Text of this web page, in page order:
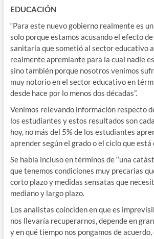
EDUCACIÓN
“Para este nuevo gobierno realmente es
solo porque estamos acusando el efecto
sanitaria que sometió al sector educativo
realmente apremiante para la cual nadie
sino también porque nosotros venimos
muy notorio en el sector educativo en
desde hace por lo menos dos décadas”.
Venimos relevando información respecto
los estudiantes y estos resultados son
hoy, no más del 5% de los estudiantes
aprender según el grado o el ciclo que está
Se habla incluso en términos de ‘’una
que tenemos condiciones muy precarias
corto plazo y medidas sensatas que
mediano y largo plazo.
Los analistas coinciden en que es
nos llevaría recuperarnos, depende en
y en qué tiempo nos pongamos de